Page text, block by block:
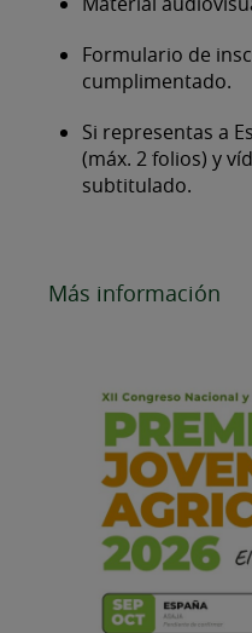
Formulario de
cumplimentado.
Si representas a
(máx. 2 folios) y
subtitulado.
Más información